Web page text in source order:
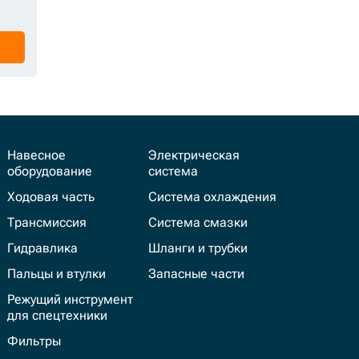
Навесное
оборудование
Ходовая часть
Трансмиссия
Гидравлика
Пальцы и втулки
Режущий инструмент
для спецтехники
Фильтры
Электрическая
система
Система охлаждения
Система смазки
Шланги и трубки
Запасные части